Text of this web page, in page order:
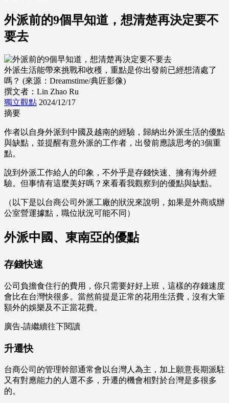
外派前的9個早知道，想清楚再決定要不
要去
外派生活能帶來挑戰和收穫，重點是你出發前已經想清處了
嗎？ (來源：Dreamstime/典匠影像)
撰文者：Lin Zhao Ru
獨立觀點 2024/12/17
摘要
作者以自身外派到中國及越南的經驗，歸納出外派生活的優點
與缺點，並提醒有意外派的工作者，出發前應該思考的3個重
點。
說到外派工作給人的印象，不外乎是存錢快速、擁有海外經
驗。但事情有這麼美好嗎？來看看我觀察到的優點與缺點。
（以下是以台商公司外派工廠的狀況來說明，如果是外商或辦
公室營運據點，職位狀況可能不同）
外派中國、東南亞的優點
存錢快速
公司負擔食住行的費用，你只需要好好上班，這樣的存錢速度
會比在台灣快很多。當然前提是正常的花用生活費，沒有大筆
額外的娛樂及不正當花費。
廣告-請繼續往下閱讀
升遷快
台商公司的管理幹部通常會以台灣人為主，加上願意長期派駐
又有對應能力的人選不多，升遷的機會相對於台灣是多很多
的。